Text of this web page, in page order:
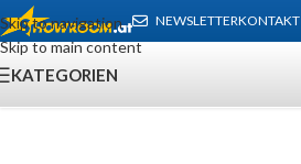
Skip to navigation
Skip to main content
NEWSLETTERKONTAKT
KATEGORIEN